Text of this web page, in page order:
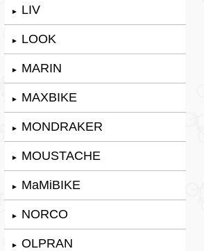
► LIV
► LOOK
► MARIN
► MAXBIKE
► MONDRAKER
► MOUSTACHE
► MaMiBIKE
► NORCO
► OLPRAN